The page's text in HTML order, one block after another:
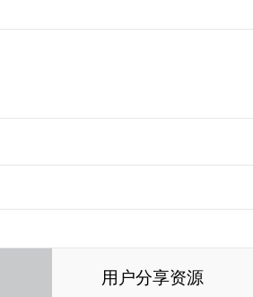
用户分享资源